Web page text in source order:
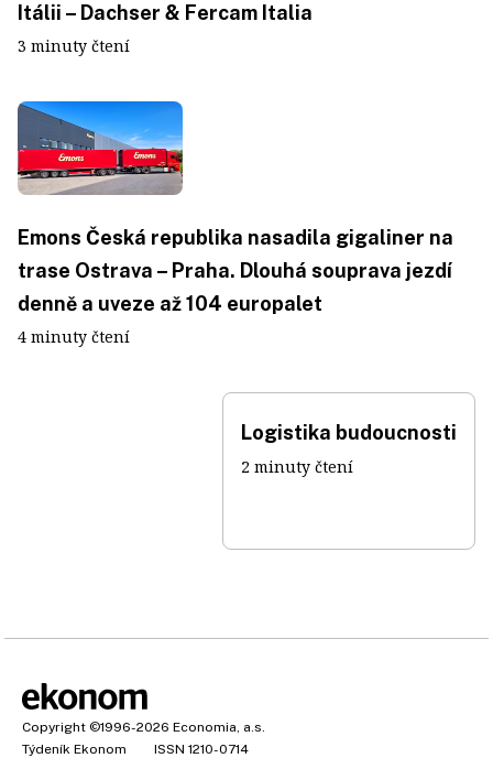
Itálii – Dachser & Fercam Italia
3 minuty čtení
Emons Česká republika nasadila gigaliner na
trase Ostrava – Praha. Dlouhá souprava jezdí
denně a uveze až 104 europalet
4 minuty čtení
Logistika budoucnosti
2 minuty čtení
Copyright ©1996-2026 Economia, a.s.
Týdeník Ekonom
ISSN 1210-0714